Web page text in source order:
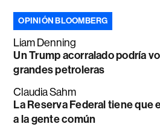
OPINIÓN BLOOMBERG
Liam Denning
Un Trump acorralado podría
grandes petroleras
Claudia Sahm
La Reserva Federal tiene que
a la gente común